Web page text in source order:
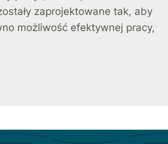
zaprojektowane tak, aby
możliwość efektywnej pracy,